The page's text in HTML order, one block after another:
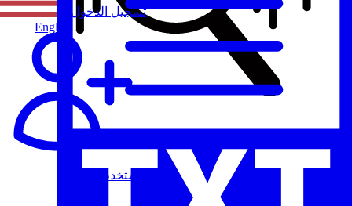
تسجيل الدخول
مستخدم جديد
English